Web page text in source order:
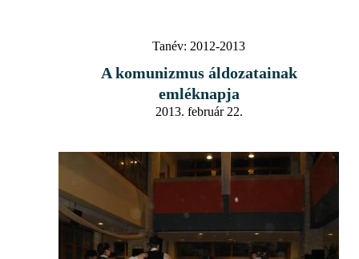
Tanév: 2012-2013
A komunizmus áldozatainak
emléknapja
2013. február 22.